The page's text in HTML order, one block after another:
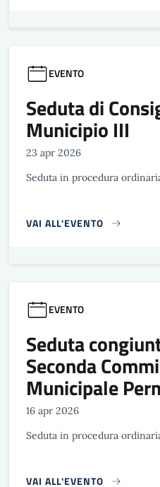
EVENTO
Seduta di
Municipio III
23 apr 2026
Seduta in procedura
VAI ALL'EVENTO
EVENTO
Seduta
Seconda
Municipale
16 apr 2026
Seduta in procedura
VAI ALL'EVENTO